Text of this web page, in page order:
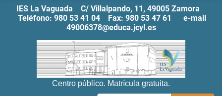
IES La Vaguada C/ Villalpando, 11, 49005 Zamora
Teléfono: 980 53 41 04 Fax: 980 53 47 61 e-mail
49006378@educa.jcyl.es
Centro público. Matrícula gratuita.